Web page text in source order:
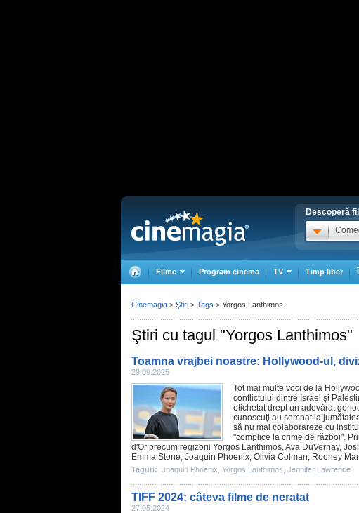
Descoperă
Filme Program cinema TV Timp liber
Ştiri cu tagul "Yorgos Lanthimos"
Toamna vrajbei noastre: Hollywood-ul,
29.09.2025
Tot mai multe voci de la
conflictului dintre Israel şi
etichetat drept un adevărat
cunoscuţi au semnat la
să nu mai colaborareze cu
"complice la crime de război".
d'Or precum regizorii Yorgos Lanthimos, Ava DuVernay,
Emma Stone, Joaquin Phoenix, Olivia Colman, Rooney
Taguri: Joaquin Phoenix Yorgos Lanthimos Jennifer Lawrence
TIFF 2024: câteva filme de neratat
27.05.2024
Cinemagia > Ştiri > Tags > Yorgos Lanthimos